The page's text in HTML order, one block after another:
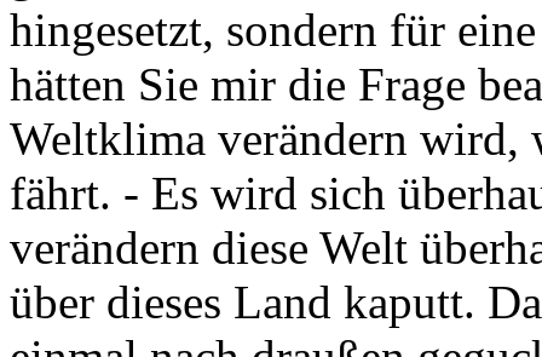
hingesetzt, sondern für
hätten Sie mir die Frage
Weltklima verändern wird,
fährt. - Es wird sich
verändern diese Welt
über dieses Land kaputt.